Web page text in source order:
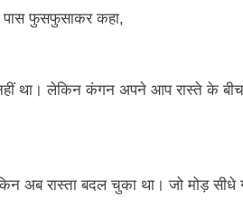
फुसफुसाकर कहा,
था। लेकिन कंगन अपने आप रास्ते के
अब रास्ता बदल चुका था। जो मोड़ सीधे